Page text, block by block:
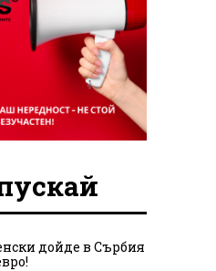
дойде в Сърбия